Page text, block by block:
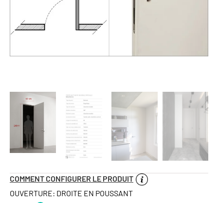
COMMENT CONFIGURER LE PRODUIT
OUVERTURE: DROITE EN POUSSANT